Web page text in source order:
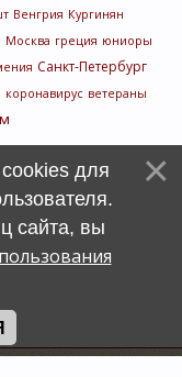
Венгрия Кургинян
Москва греция юниоры
Санкт-Петербург
коронавирус ветераны
для
сайта, вы